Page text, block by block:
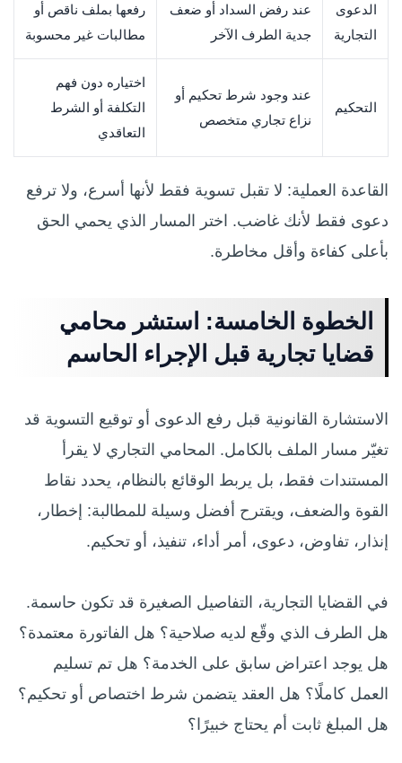
الدعوى
التجارية
عند رفض السداد أو ضعف
جدية الطرف الآخر
رفعها بملف ناقص أو
مطالبات غير محسوبة
التحكيم
عند وجود شرط تحكيم أو
نزاع تجاري متخصص
اختياره دون فهم
التكلفة أو الشرط
التعاقدي
القاعدة العملية: لا تقبل تسوية فقط لأنها أسرع، ولا ترفع
دعوى فقط لأنك غاضب. اختر المسار الذي يحمي الحق
بأعلى كفاءة وأقل مخاطرة.
الخطوة الخامسة: استشر محامي
قضايا تجارية قبل الإجراء الحاسم
الاستشارة القانونية قبل رفع الدعوى أو توقيع التسوية قد
تغيّر مسار الملف بالكامل. المحامي التجاري لا يقرأ
المستندات فقط، بل يربط الوقائع بالنظام، يحدد نقاط
القوة والضعف، ويقترح أفضل وسيلة للمطالبة: إخطار،
إنذار، تفاوض، دعوى، أمر أداء، تنفيذ، أو تحكيم.
في القضايا التجارية، التفاصيل الصغيرة قد تكون حاسمة.
هل الطرف الذي وقّع لديه صلاحية؟ هل الفاتورة معتمدة؟
هل يوجد اعتراض سابق على الخدمة؟ هل تم تسليم
العمل كاملًا؟ هل العقد يتضمن شرط اختصاص أو تحكيم؟
هل المبلغ ثابت أم يحتاج خبيرًا؟